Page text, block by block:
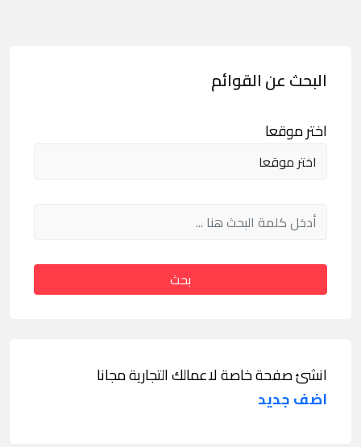
البحث عن القوائم
اختر موقعا
بحث
انشئ صفحة خاصة لاعمالك التجارية مجانا
اضف جديد